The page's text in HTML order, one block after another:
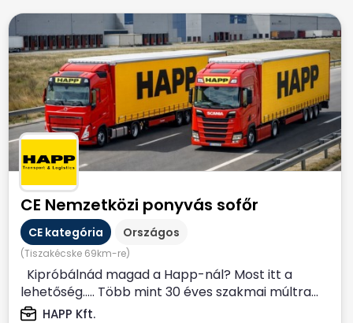
CE Nemzetközi ponyvás sofőr
CE kategória Országos
(Tiszakécske 69km-re)
Kipróbálnád magad a Happ-nál? Most itt a
lehetőség….. Több mint 30 éves szakmai múltra...
HAPP Kft.